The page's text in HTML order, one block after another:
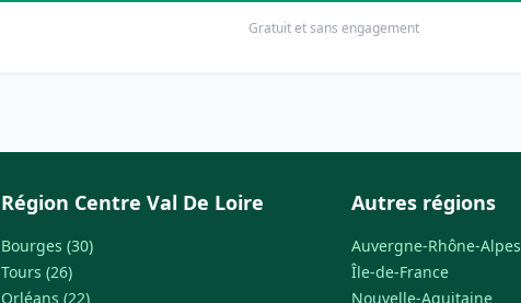
Gratuit et sans engagement
Région Centre Val De Loire
Bourges (30)
Tours (26)
Orléans (22)
Autres régions
Auvergne-Rhône-Alpes
Île-de-France
Nouvelle-Aquitaine